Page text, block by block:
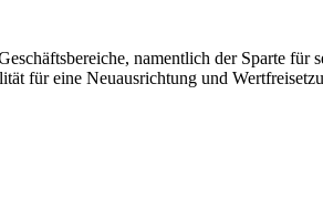
namentlich der Sparte für
für eine Neuausrichtung und